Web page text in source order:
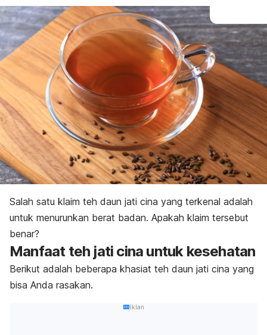
Salah satu klaim teh daun jati cina yang terkenal adalah
untuk menurunkan berat badan. Apakah klaim tersebut
benar?
Manfaat teh jati cina untuk kesehatan
Berikut adalah beberapa khasiat teh daun jati cina yang
bisa Anda rasakan.
Iklan